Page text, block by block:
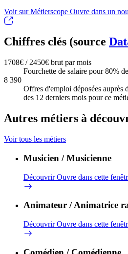
Voir sur Métierscope Ouvre dans un
Chiffres clés (source
1708€ / 2450€ brut par mois
Fourchette de salaire pour 80%
8 390
Offres d'emploi déposées auprès
des 12 derniers mois pour ce
Autres métiers à
Voir tous les métiers
Musicien / Musicienne
DécouvrirOuvre dans cette
Animateur / Animatrice
DécouvrirOuvre dans cette